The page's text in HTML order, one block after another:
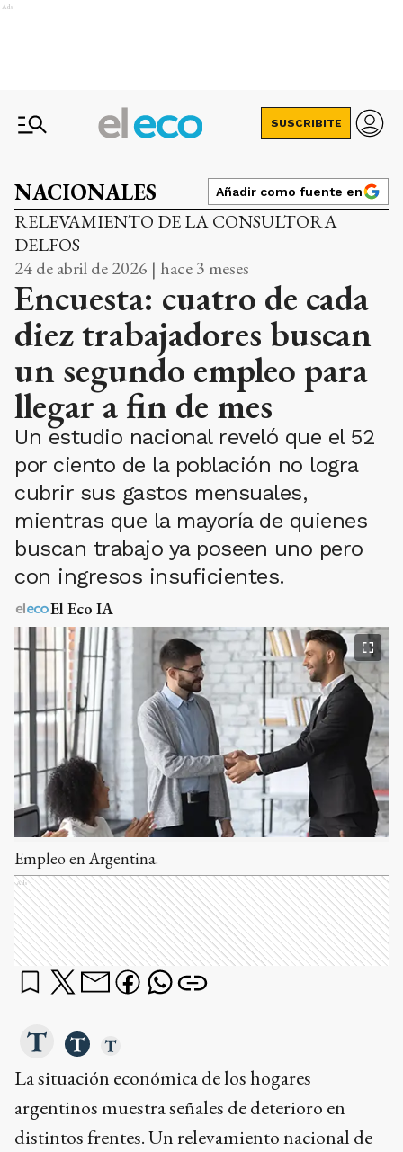
Ads
SUSCRIBITE
NACIONALES Añadir como fuente en
RELEVAMIENTO DE LA CONSULTORA
DELFOS
24 de abril de 2026 | hace 3 meses
Encuesta: cuatro de cada
diez trabajadores buscan
un segundo empleo para
llegar a fin de mes
Un estudio nacional reveló que el 52
por ciento de la población no logra
cubrir sus gastos mensuales,
mientras que la mayoría de quienes
buscan trabajo ya poseen uno pero
con ingresos insuficientes.
El Eco IA
Empleo en Argentina.
Ads
La situación económica de los hogares
argentinos muestra señales de deterioro en
distintos frentes. Un relevamiento nacional de